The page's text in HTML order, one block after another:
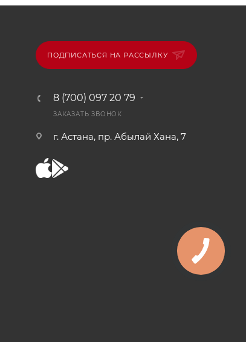
ПОДПИСАТЬСЯ НА РАССЫЛКУ
8 (700) 097 20 79
ЗАКАЗАТЬ ЗВОНОК
г. Астана, пр. Абылай Хана, 7